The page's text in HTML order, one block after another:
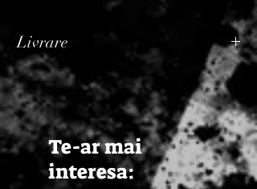
Livrare
Termen de livrare: 1 - 2 zile lucratoare, din
momentul confirmarii comenzii de catre
Seller.
Te-ar mai
interesa: